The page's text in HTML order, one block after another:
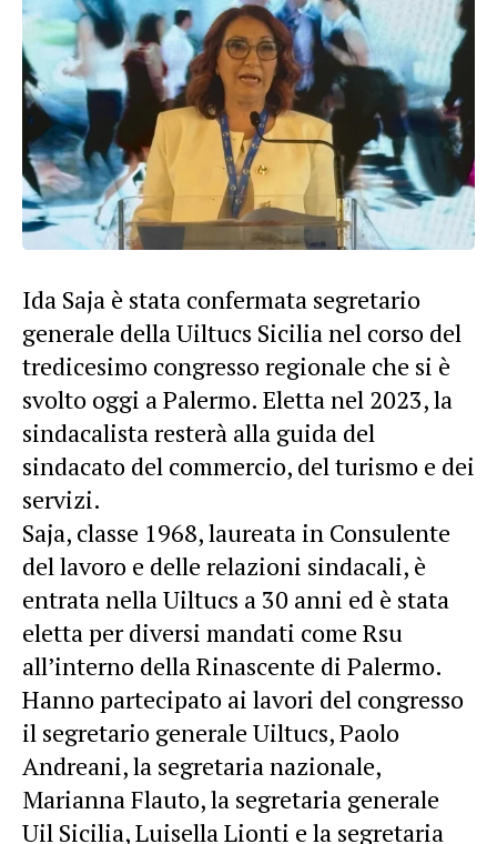
Ida Saja è stata confermata segretario
generale della Uiltucs Sicilia nel corso del
tredicesimo congresso regionale che si è
svolto oggi a Palermo. Eletta nel 2023, la
sindacalista resterà alla guida del
sindacato del commercio, del turismo e dei
servizi.
Saja, classe 1968, laureata in Consulente
del lavoro e delle relazioni sindacali, è
entrata nella Uiltucs a 30 anni ed è stata
eletta per diversi mandati come Rsu
all’interno della Rinascente di Palermo.
Hanno partecipato ai lavori del congresso
il segretario generale Uiltucs, Paolo
Andreani, la segretaria nazionale,
Marianna Flauto, la segretaria generale
Uil Sicilia, Luisella Lionti e la segretaria